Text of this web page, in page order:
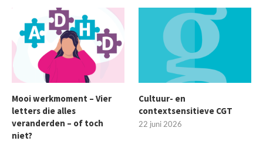
Mooi werkmoment – Vier
letters die alles
veranderden – of toch
niet?
Cultuur- en
contextsensitieve CGT
22 juni 2026